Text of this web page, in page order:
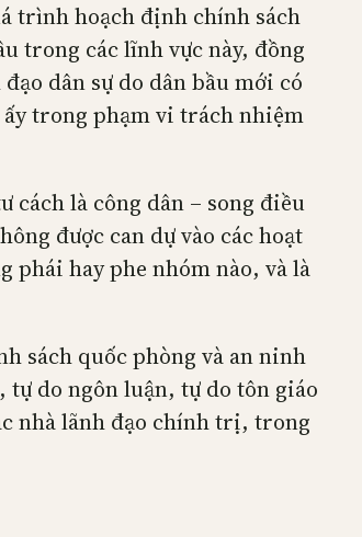
trình hoạch định chính sách
trong các lĩnh vực này, đồng
dân sự do dân bầu mới có
trong phạm vi trách nhiệm
là công dân – song điều
được can dự vào các hoạt
phái hay phe nhóm nào, và là
sách quốc phòng và an ninh
tự do ngôn luận, tự do tôn giáo
nhà lãnh đạo chính trị, trong